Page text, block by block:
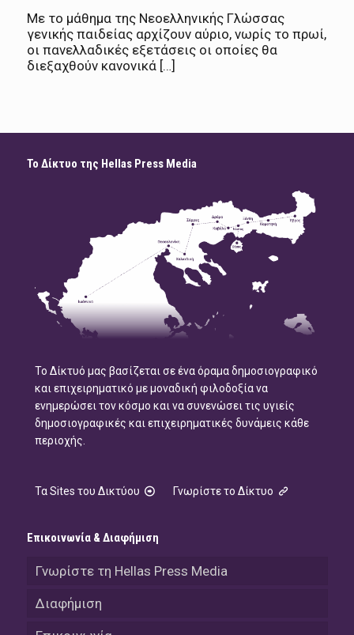
Με το μάθημα της Νεοελληνικής Γλώσσας
γενικής παιδείας αρχίζουν αύριο, νωρίς το πρωί,
οι πανελλαδικές εξετάσεις οι οποίες θα
διεξαχθούν κανονικά […]
Το Δίκτυο της Hellas Press Media
Το Δίκτυό μας βασίζεται σε ένα όραμα δημοσιογραφικό
και επιχειρηματικό με μοναδική φιλοδοξία να
ενημερώσει τον κόσμο και να συνενώσει τις υγιείς
δημοσιογραφικές και επιχειρηματικές δυνάμεις κάθε
περιοχής.
Τα Sites του Δικτύου Γνωρίστε το Δίκτυο
Επικοινωνία & Διαφήμιση
Γνωρίστε τη Hellas Press Media
Διαφήμιση